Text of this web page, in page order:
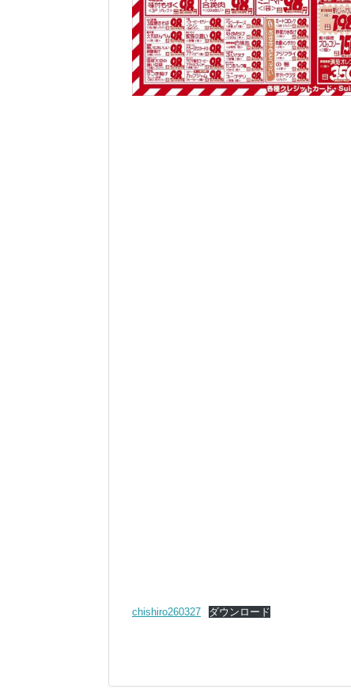
chishiro260327 ダウンロード